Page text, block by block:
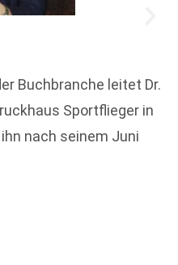
Buchbranche leitet Dr.
Sportflieger in
nach seinem Juni